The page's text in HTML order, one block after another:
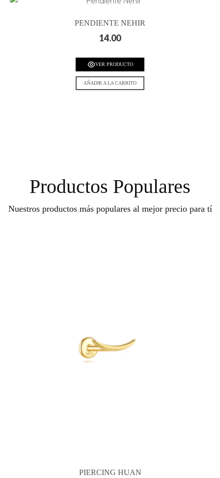
PENDIENTE NEHIR
14.00
VER PRODUCTO
AÑADIR A LA CARRITO
Productos Populares
Nuestros productos más populares al mejor precio para tí
PIERCING HUAN